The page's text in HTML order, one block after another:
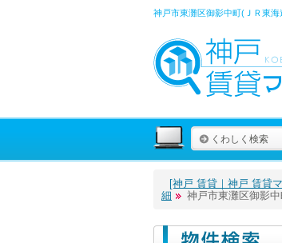
神戸市東灘区御影中町(ＪＲ東
くわしく検索
[神戸 賃貸｜神戸 賃貸
細
神戸市東灘区御影